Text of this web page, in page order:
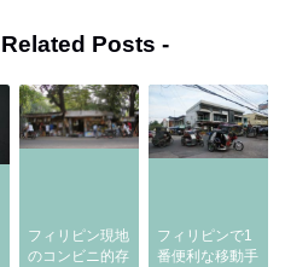
Related Posts -
フィリピン現地
のコンビニ的存
フィリピンで1
番便利な移動手